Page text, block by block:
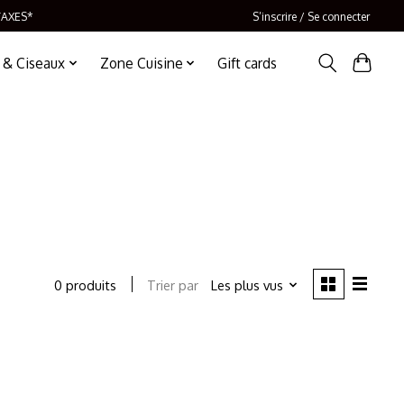
S’inscrire / Se connecter
Ciseaux Zone Cuisine Gift cards
0 produits Trier par Les plus vus